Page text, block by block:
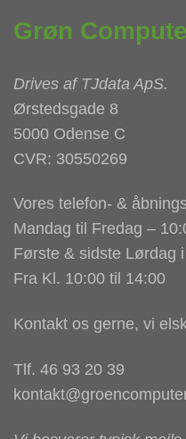
Grøn
Drives af TJdata ApS.
Ørstedsgade 8
5000 Odense C
CVR: 30550269
Vores telefon- &
Mandag til Fredag –
Første & sidste Lørdag
Fra Kl. 10:00 til 14:00
Kontakt os gerne, vi
Tlf. 46 93 20 39